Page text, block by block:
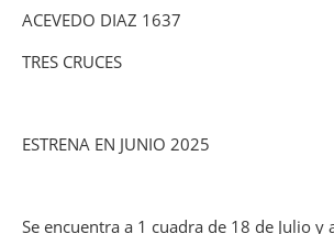
ACEVEDO DIAZ 1637
TRES CRUCES
ESTRENA EN JUNIO 2025
Se encuentra a 1 cuadra de 18 de Julio y